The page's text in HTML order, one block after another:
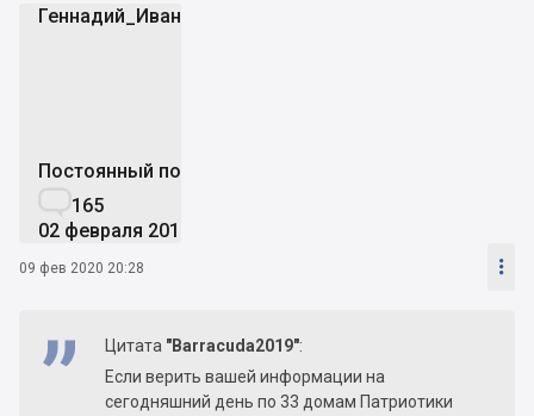
Геннадий_Иванович
Постоянный пользователь
165
02 февраля 2018
09 фев 2020 20:28 
Цитата "Barracuda2019":
Если верить вашей информации на
сегодняшний день по 33 домам Патриотики